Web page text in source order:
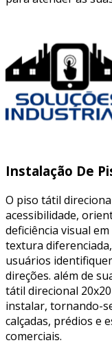
Instalação De
O piso tátil
acessibilidade,
deficiência visual
textura
usuários
direções. além de
tátil direcional
instalar, tornando-
calçadas, prédios e
comerciais.